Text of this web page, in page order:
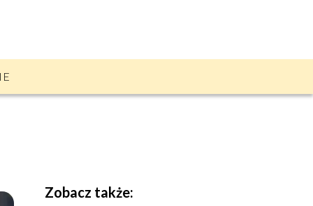
Zobacz także: